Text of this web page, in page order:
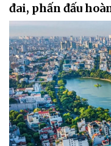
đai, phấn đấu